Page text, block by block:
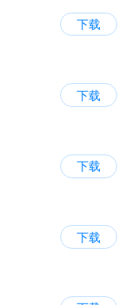
下载
下载
下载
下载